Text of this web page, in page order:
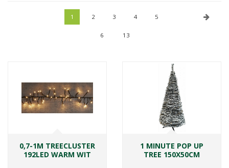
1 2 3 4 5
6 13
0,7-1M TREECLUSTER
192LED WARM WIT
1 MINUTE POP UP
TREE 150X50CM